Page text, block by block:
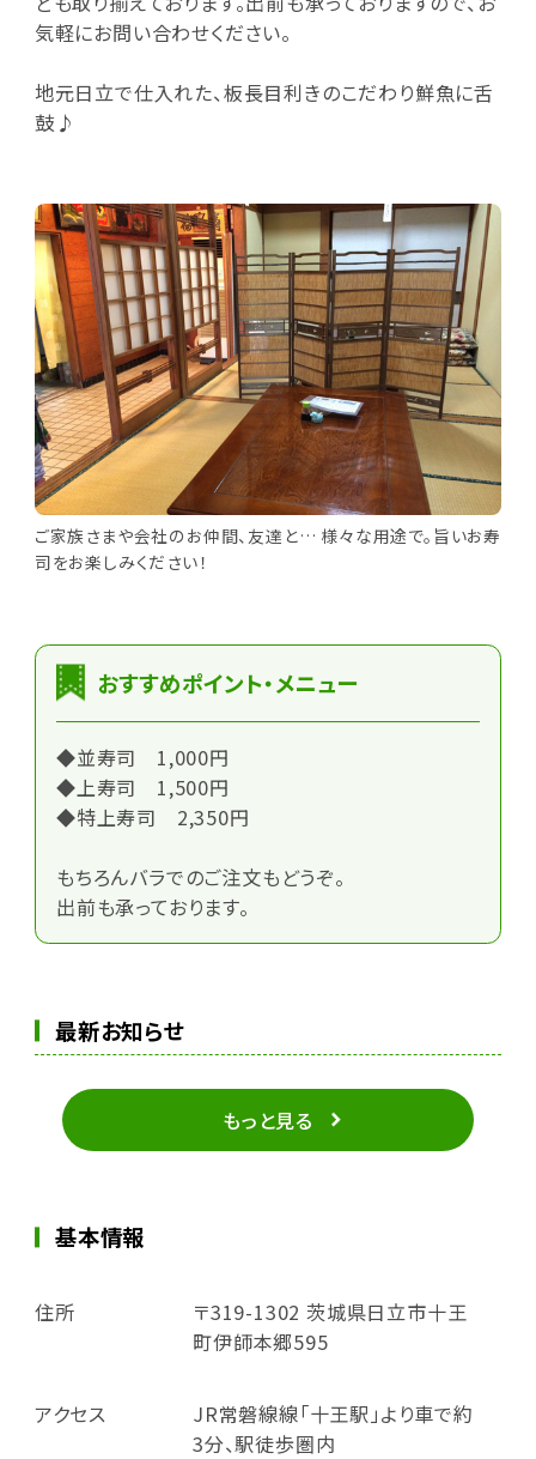
気軽にお問い合わせください。
地元日立で仕入れた、板長目利きのこだわり鮮魚に舌
鼓♪
ご家族さまや会社のお仲間、友達と… 様々な用途で。旨いお寿
司をお楽しみください！
おすすめポイント・メニュー
◆並寿司 1,000円
◆上寿司 1,500円
◆特上寿司 2,350円
もちろんバラでのご注文もどうぞ。
出前も承っております。
最新お知らせ
もっと見る
基本情報
住所
〒319-1302 茨城県日立市十王
町伊師本郷595
アクセス
JR常磐線線「十王駅」より車で約
3分、駅徒歩圏内